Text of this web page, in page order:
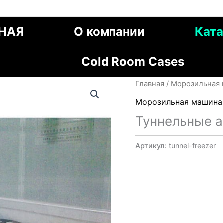
О компании
Cold Room Cases
Главная / Морозильная
Морозильная машина
Туннельные
Артикул: tunnel-freezer